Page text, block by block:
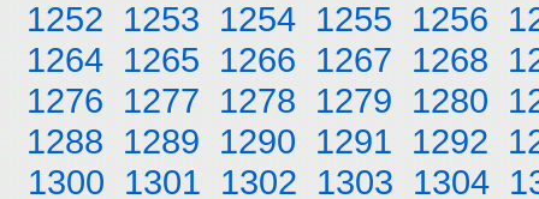
1252 1253 1254 1255 1256
1264 1265 1266 1267 1268
1276 1277 1278 1279 1280
1288 1289 1290 1291 1292
1300 1301 1302 1303 1304